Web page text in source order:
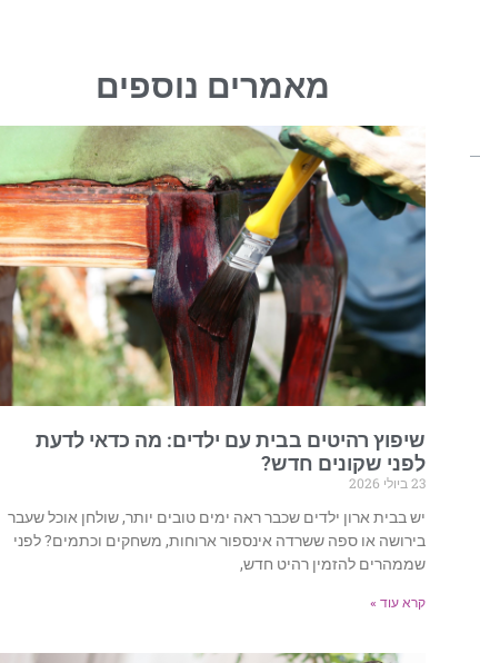
מאמרים נוספים
שיפוץ רהיטים בבית עם ילדים: מה כדאי לדעת
לפני שקונים חדש?
23 ביולי 2026
יש בבית ארון ילדים שכבר ראה ימים טובים יותר, שולחן אוכל שעבר
בירושה או ספה ששרדה אינספור ארוחות, משחקים וכתמים? לפני
שממהרים להזמין רהיט חדש,
קרא עוד »